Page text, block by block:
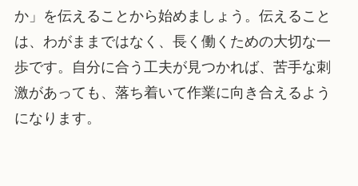
か」を伝えることから始めましょう。伝えること
は、わがままではなく、長く働くための大切な一
歩です。自分に合う工夫が見つかれば、苦手な刺
激があっても、落ち着いて作業に向き合えるよう
になります。